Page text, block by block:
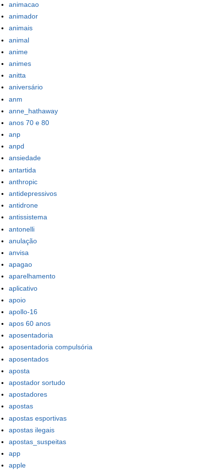
animacao
animador
animais
animal
anime
animes
anitta
aniversário
anm
anne_hathaway
anos 70 e 80
anp
anpd
ansiedade
antartida
anthropic
antidepressivos
antidrone
antissistema
antonelli
anulação
anvisa
apagao
aparelhamento
aplicativo
apoio
apollo-16
apos 60 anos
aposentadoria
aposentadoria compulsória
aposentados
aposta
apostador sortudo
apostadores
apostas
apostas esportivas
apostas ilegais
apostas_suspeitas
app
apple